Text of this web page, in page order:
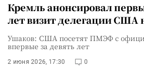
Кремль анонсировал
лет визит делегации
Ушаков: США посетят ПМЭФ с
впервые за девять лет
2 июня 2026, 17:30 0